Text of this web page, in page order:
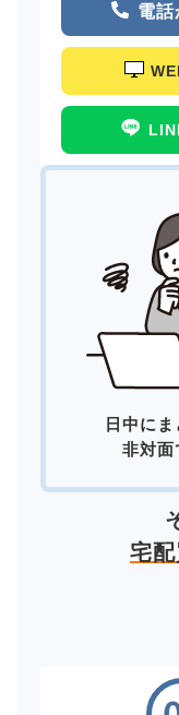
電話
日中に
非対面
宅配